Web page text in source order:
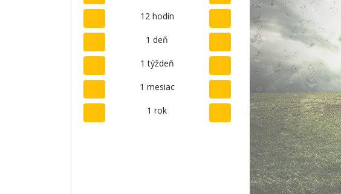
12 hodín
1 deň
1 týždeň
1 mesiac
1 rok